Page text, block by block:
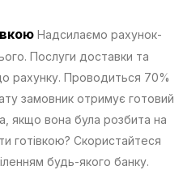
Надсилаємо рахунок-
Послуги доставки та
рахунку. Проводиться 70%
замовник отримує готовий
якщо вона була розбита на
готівкою? Скористайтеся
будь-якого банку.